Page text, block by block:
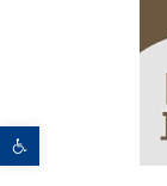
פתח סרגל נגישות